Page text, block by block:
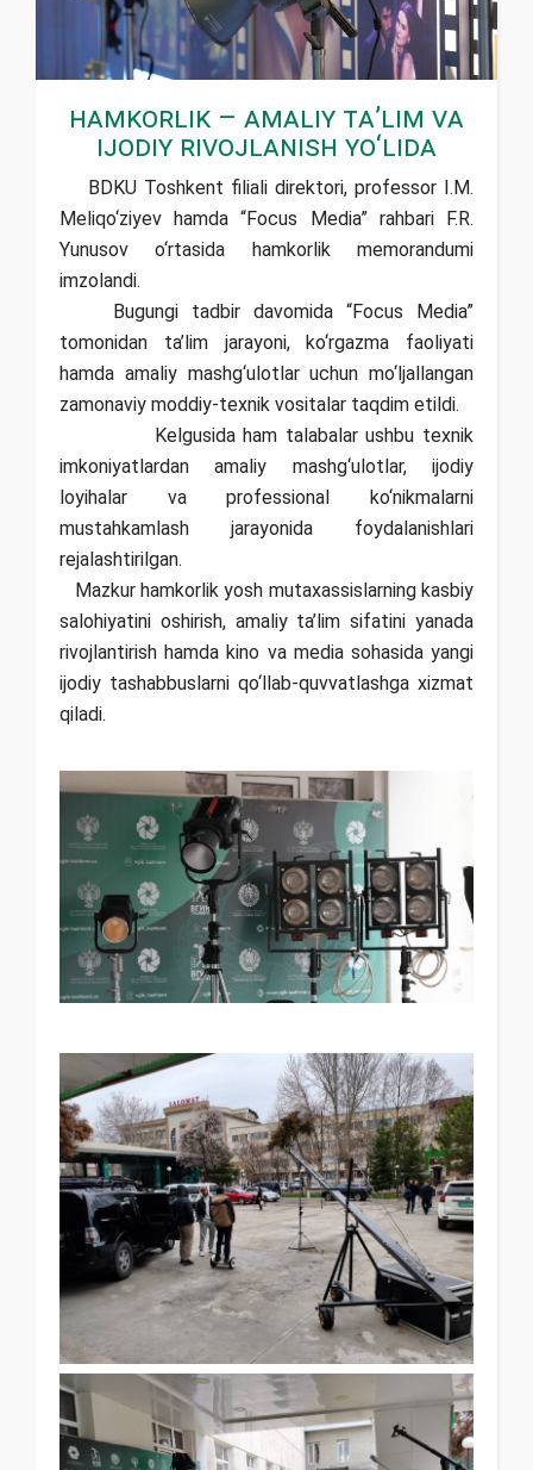
Hamkorlik – amaliy ta’lim va
ijodiy rivojlanish yo‘lida
BDKU Toshkent filiali direktori, professor I.M.
Meliqo‘ziyev hamda “Focus Media” rahbari F.R.
Yunusov o‘rtasida hamkorlik memorandumi
imzolandi.
Bugungi tadbir davomida “Focus Media”
tomonidan ta’lim jarayoni, ko‘rgazma faoliyati
hamda amaliy mashg‘ulotlar uchun mo‘ljallangan
zamonaviy moddiy-texnik vositalar taqdim etildi.
Kelgusida ham talabalar ushbu texnik
imkoniyatlardan amaliy mashg‘ulotlar, ijodiy
loyihalar va professional ko‘nikmalarni
mustahkamlash jarayonida foydalanishlari
rejalashtirilgan.
Mazkur hamkorlik yosh mutaxassislarning kasbiy
salohiyatini oshirish, amaliy ta’lim sifatini yanada
rivojlantirish hamda kino va media sohasida yangi
ijodiy tashabbuslarni qo‘llab-quvvatlashga xizmat
qiladi.